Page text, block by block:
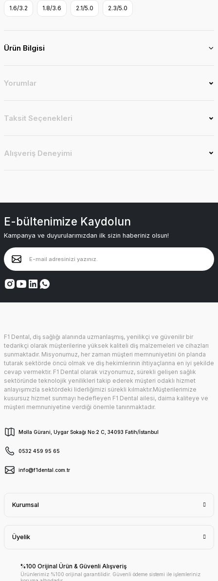
1.6/3.2 1.8/3.6 2.1/5.0 2.3/5.0
Ürün Bilgisi
Yorumlar
Taksit Seçenekleri
Alışveriş Deneyimi
E-bültenimize Kaydolun
Kampanya ve duyurularımızdan ilk sizin haberiniz olsun!
F1 Dental, diş sağlığı alanında uzmanlaşmış, yenilikçi ve güvenilir bir
tedarikçi olarak müşterilerine yüksek kaliteli diş malzemeleri ve cihazları
sunmaktadır. Misyonumuz, her zaman müşteri memnuniyetini ön planda
tutarak sektörde öncü olmak ve diş hekimlerinin ihtiyaçlarına en iyi şekilde
cevap vermektir. F1 Dental olarak vizyonumuz, sürekli gelişen sağlık
sektöründe teknolojik yenilikleri takip ederek müşteri odaklı hizmet
anlayışımızla sektördeki liderliğimizi sürekli kılmaktır.Müşterilerimize
kusursuz hizmet sunmayı hedefleyen F1 Dental ailesi, daima kaliteye ve
müşteri memnuniyetine verdiği önemle tanınmaktadır.
Molla Gürani, Uygar Sokağı No:2 C, 34093 Fatih/İstanbul
0532 459 95 65
info@f1dental.com.tr
Kurumsal
Üyelik
%100 Orijinal Ürün & Güvenli Alışveriş
Ürünlerimiz %100 orijinal garantilidir. Güvenli ödeme sistemi ile işlemleriniz